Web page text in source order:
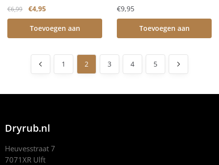
€6,99 €4,95
Toevoegen aan
€9,95
Toevoegen aan
1
2 3 4 5
Dryrub.nl
Heuvesstraat 7
7071XR Ulft